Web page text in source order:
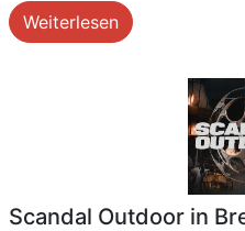
Weiterlesen
Scandal Outdoor in